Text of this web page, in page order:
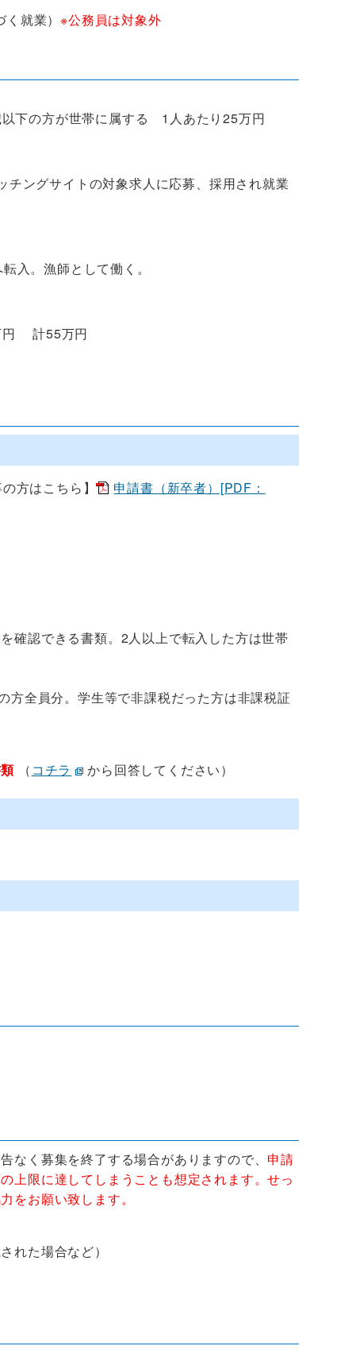
く就業）※公務員は対象外
の方が世帯に属する 1人あたり25万円
ングサイトの対象求人に応募、採用され就業
。漁師として働く。
計55万円
方はこちら】
申請書（新卒者）[PDF：
確認できる書類。2人以上で転入した方は世帯
方全員分。学生等で非課税だった方は非課税証
（ コチラ から回答してください）
く募集を終了する場合がありますので、 申請
上限に達してしまうことも想定されます。せっ
をお願い致します。
れた場合など）